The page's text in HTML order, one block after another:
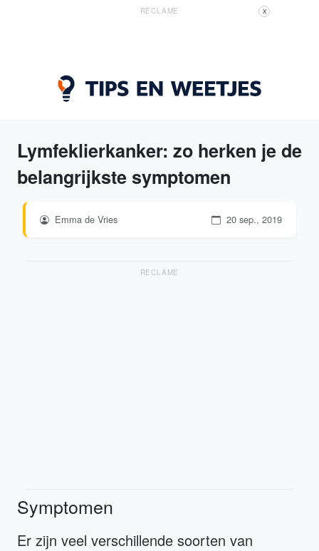
RECLAME X
Lymfeklierkanker: zo herken je de
belangrijkste symptomen
Emma de Vries 20 sep., 2019
RECLAME
Symptomen
Er zijn veel verschillende soorten van